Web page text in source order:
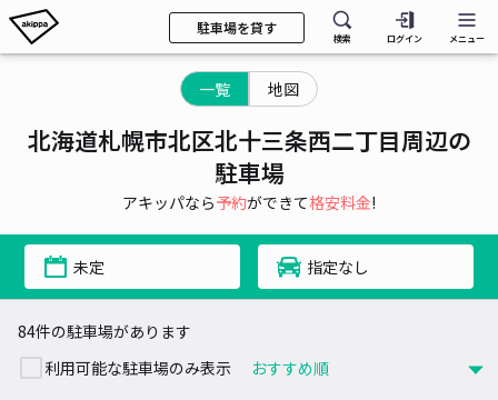
駐車場を貸す
検索 ログイン メニュー
一覧 地図
北海道札幌市北区北十三条西二丁目周辺の
駐車場
アキッパなら予約ができて格安料金!
未定 指定なし
84件の駐車場があります
利用可能な駐車場のみ表示